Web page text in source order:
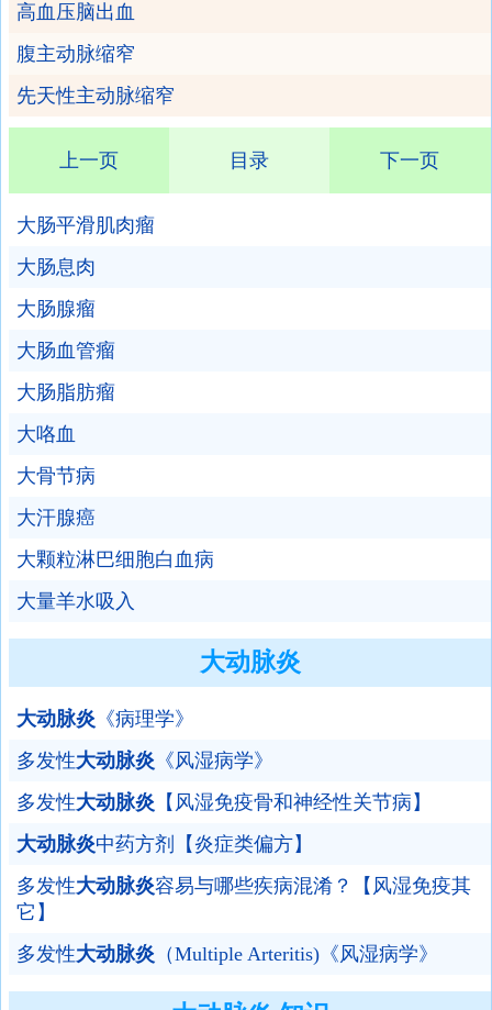
高血压脑出血
腹主动脉缩窄
先天性主动脉缩窄
上一页 目录 下一页
大肠平滑肌肉瘤
大肠息肉
大肠腺瘤
大肠血管瘤
大肠脂肪瘤
大咯血
大骨节病
大汗腺癌
大颗粒淋巴细胞白血病
大量羊水吸入
大动脉炎
大动脉炎 《病理学》
多发性大动脉炎 《风湿病学》
多发性大动脉炎 【风湿免疫骨和神经性关节病】
大动脉炎中药方剂【炎症类偏方】
多发性大动脉炎容易与哪些疾病混淆？【风湿免疫其
它】
多发性大动脉炎 （Multiple Arteritis)《风湿病学》